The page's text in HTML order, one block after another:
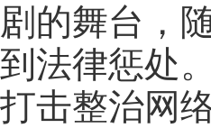
剧的舞台，
到法律惩处
打击整治网